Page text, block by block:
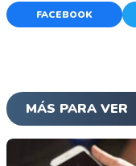
FACEBOOK
MÁS PARA VER